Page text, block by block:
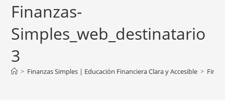
Finanzas-
Simples_web_destinatario
3
> Finanzas Simples | Educación Financiera Clara y Accesible >